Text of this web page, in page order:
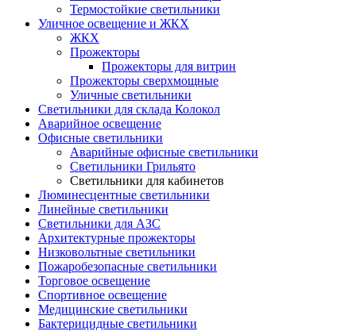
Термостойкие светильники
Уличное освещение и ЖКХ
ЖКХ
Прожекторы
Прожекторы для витрин
Прожекторы сверхмощные
Уличные светильники
Светильники для склада Колокол
Аварийное освещение
Офисные светильники
Аварийные офисные светильники
Светильники Грильято
Светильники для кабинетов
Люминесцентные светильники
Линейные светильники
Светильники для АЗС
Архитектурные прожекторы
Низковольтные светильники
Пожаробезопасные светильники
Торговое освещение
Спортивное освещение
Медицинские светильники
Бактерицидные светильники